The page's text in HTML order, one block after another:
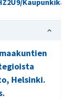
Helsinki.